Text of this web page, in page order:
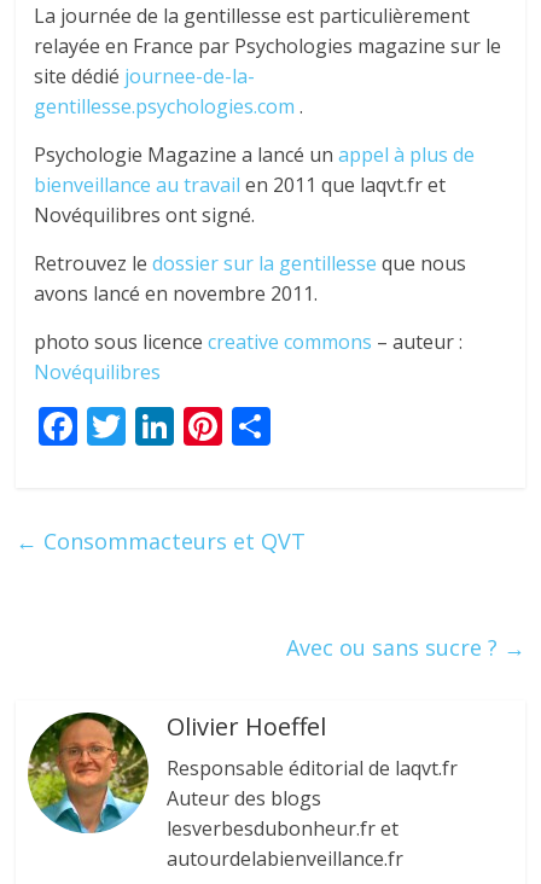
La journée de la gentillesse est particulièrement
relayée en France par Psychologies magazine sur le
site dédié journee-de-la-
gentillesse.psychologies.com .
Psychologie Magazine a lancé unappel à plus de
bienveillance au travail en 2011 que laqvt.fr et
Novéquilibres ont signé.
Retrouvez ledossier sur la gentillesse que nous
avons lancé en novembre 2011.
photo sous licencecreative commons – auteur :
Novéquilibres
F
b
T
er
Li
e
Pi
e g
← Consommacteurs et QVT
Avec ou sans sucre ? →
Olivier Hoeffel
Responsable éditorial de laqvt.fr
Auteur des blogs
lesverbesdubonheur.fr et
autourdelabienveillance.fr